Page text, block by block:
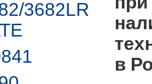
3682LR
в